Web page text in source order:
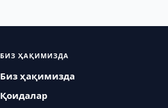
БИЗ ҲАҚИМИЗДА
Биз ҳақимизда
Қоидалар